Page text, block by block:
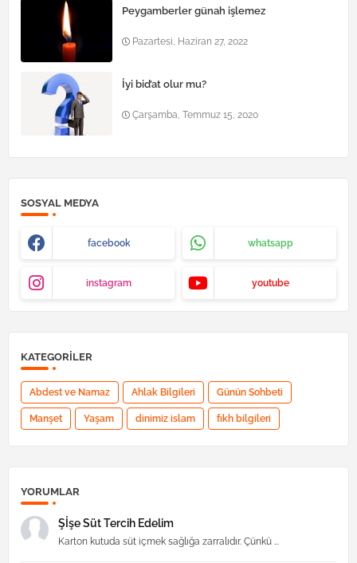
Peygamberler günah işlemez
Pazartesi, Haziran 27, 2022
İyi bid’at olur mu?
Çarşamba, Temmuz 15, 2020
SOSYAL MEDYA
facebook whatsapp
instagram youtube
KATEGORILER
Abdest ve Namaz Ahlak Bilgileri Günün Sohbeti
Manşet Yaşam dinimiz islam fıkh bilgileri
YORUMLAR
Şİşe Süt Tercih Edelim
Karton kutuda süt içmek sağlığa zarralıdır. Çünkü ...